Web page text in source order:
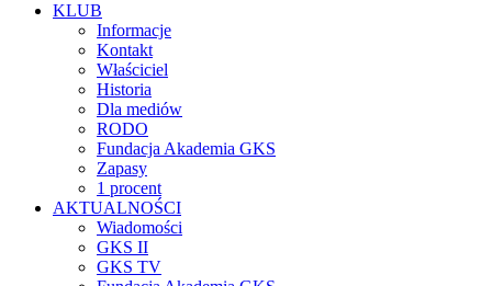
KLUB
Informacje
Kontakt
Właściciel
Historia
Dla mediów
RODO
Fundacja Akademia GKS
Zapasy
1 procent
AKTUALNOŚCI
Wiadomości
GKS II
GKS TV